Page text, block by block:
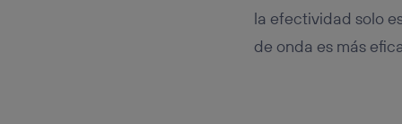
la efectividad solo
de onda es más